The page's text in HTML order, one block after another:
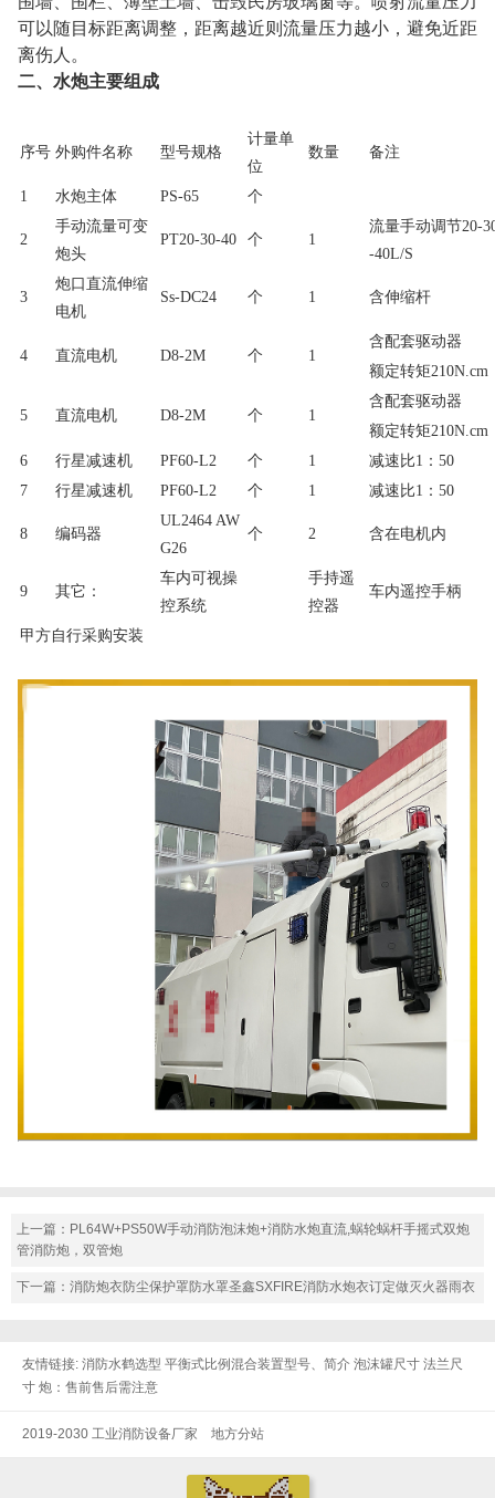
可以随目标距离调整，距离越近则流量压力越小，避免近距
离伤人。
二、水炮主要组成
序号 外购件名称 型号规格
计量单
位
数量 备注
1 水炮主体 PS-65 个
2
手动流量可变
炮头
PT20-30-40 个 1
流量手动调节20-
-40L/S
3
炮口直流伸缩
电机
Ss-DC24 个 1 含伸缩杆
4 直流电机 D8-2M 个 1
含配套驱动器
额定转矩210N.cm
5 直流电机 D8-2M 个 1
含配套驱动器
额定转矩210N.cm
6
行星减速机 PF60-L2 个 1 减速比1 ： 50
7
行星减速机 PF60-L2 个 1 减速比1 ： 50
8 编码器
UL2464 AW
G26
个 2 含在电机内
9 其它：
车内可视操
控系统
手持遥
控器
车内遥控手柄
甲方自行采购安装
上一篇： PL64W+PS50W手动消防泡沫炮+消防水炮直流,蜗轮蜗杆手摇式双炮
管消防炮，双管炮
下一篇： 消防炮衣防尘保护罩防水罩圣鑫SXFIRE消防水炮衣订定做灭火器雨衣
友情链接: 消防水鹤选型 平衡式比例混合装置型号、简介 泡沫罐尺寸 法兰尺
寸 炮：售前售后需注意
2019-2030 工业消防设备厂家 地方分站